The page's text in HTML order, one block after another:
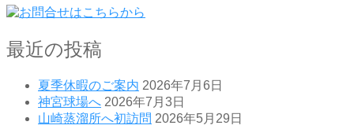
最近の投稿
夏季休暇のご案内 2026年7月6日
神宮球場へ 2026年7月3日
山崎蒸溜所へ初訪問 2026年5月29日